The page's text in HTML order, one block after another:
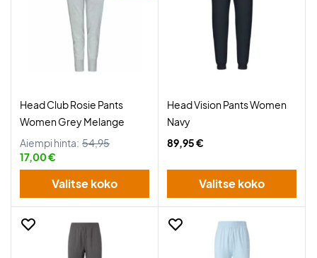
Head Club Rosie Pants
Women Grey Melange
Aiempi hinta: 54,95
17,00 €
Valitse koko
Head Vision Pants Women
Navy
89,95 €
Valitse koko